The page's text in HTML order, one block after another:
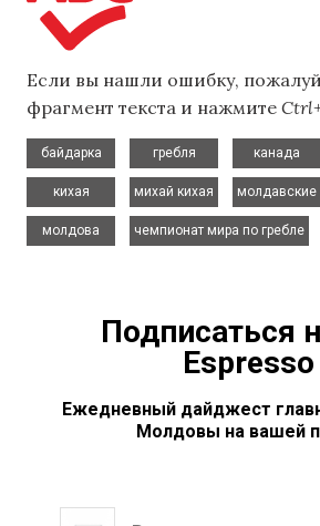
Если вы нашли ошибку,
фрагмент текста и нажмите
байдарка
гребля
канада
кихая
михай кихая
молдавские
молдова
чемпионат мира по гребле
Подписаться
Espresso
Ежедневный дайджест
Молдовы на вашей